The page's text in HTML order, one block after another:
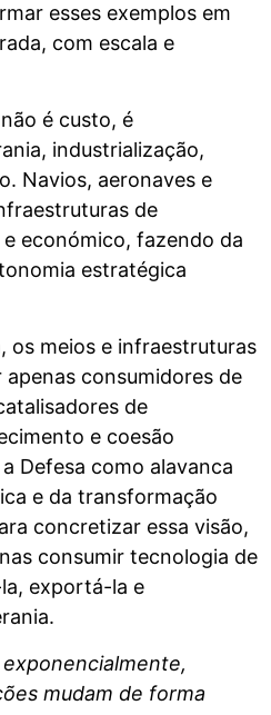
esses exemplos em
com escala e
é custo, é
industrialização,
Navios, aeronaves e
de
económico, fazendo da
estratégica
os meios e infraestruturas
consumidores de
de
e coesão
Defesa como alavanca
e da transformação
concretizar essa visão,
consumir tecnologia de
exportá-la e
mudam de forma